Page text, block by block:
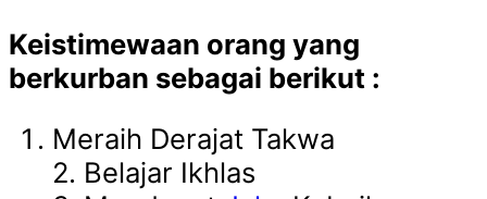
Keistimewaan orang yang
berkurban sebagai berikut :
Meraih Derajat Takwa
2. Belajar Ikhlas